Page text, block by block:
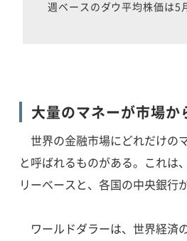
週ベースのダウ平均株価は
大量のマネーが市場か
世界の金融市場にどれだけの
と呼ばれるものがある。これは
リーベースと、各国の中央銀行
ワールドダラーは、世界経済